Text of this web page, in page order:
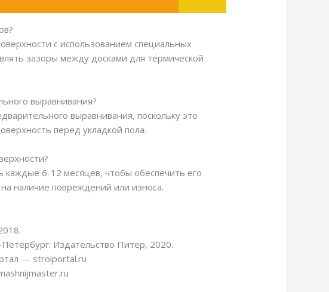
с использованием специальных
зазоры между досками для термической
выравнивания?
выравнивания, поскольку это
перед укладкой пола.
6-12 месяцев, чтобы обеспечить его
наличие повреждений или износа.
Издательство Питер, 2020.
— stroiportal.ru